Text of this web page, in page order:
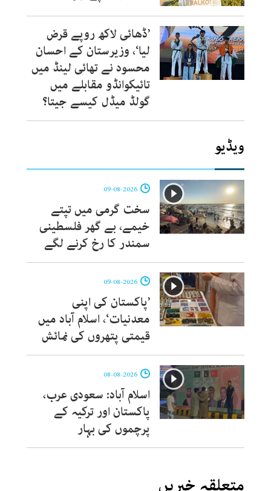
’ڈھائی لاکھ روپے قرض
لیا‘، وزیرستان کے احسان
محسود نے تھائی لینڈ میں
تائیکوانڈو مقابلے میں
گولڈ میڈل کیسے جیتا؟
ویڈیو
سخت گرمی میں تپتے
خیمے، بے گھر فلسطینی
سمندر کا رخ کرنے لگے
’پاکستان کی اپنی
معدنیات‘، اسلام آباد میں
قیمتی پتھروں کی نمائش
اسلام آباد: سعودی عرب،
پاکستان اور ترکیہ کے
پرچموں کی بہار
متعلقہ خبریں